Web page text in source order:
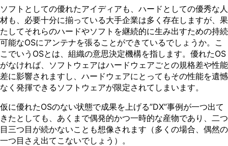
ソフトとしての優れたアイディアも、ハードとしての優秀な⼈
材も、必要⼗分に揃っている⼤⼿企業は多く存在しますが、果
たしてそれらのハードやソフトを継続的に⽣み出すための持続
可能なOSにアンテナを張ることができているでしょうか。こ
こでいうOSとは、組織の意思決定機構を指します。優れたOS
がなければ、ソフトウェアはハードウェアごとの規格差や性能
差に影響されますし、ハードウェアにとってもその性能を遺憾
なく発揮できるソフトウェアが限定されてしまいます。
仮に優れたOSのない状態で成果を上げる”DX”事例が⼀つ出て
きたとしても、あくまで偶発的かつ⼀時的な産物であり、⼆つ
⽬三つ⽬が続かないことも想像されます（多くの場合、偶然の
⼀つ⽬さえ出てこないでしょう）。